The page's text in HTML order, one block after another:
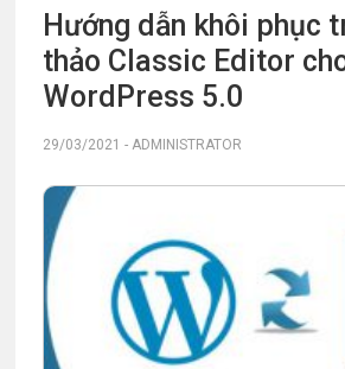
Hướng dẫn khôi phục
thảo Classic Editor
WordPress 5.0
29/03/2021 - ADMINISTRATOR